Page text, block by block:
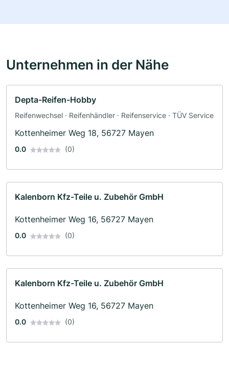
Unternehmen in der Nähe
Depta-Reifen-Hobby
Reifenwechsel · Reifenhändler · Reifenservice · TÜV Service
Kottenheimer Weg 18, 56727 Mayen
0.0 (0)
Kalenborn Kfz-Teile u. Zubehör GmbH
Kottenheimer Weg 16, 56727 Mayen
0.0 (0)
Kalenborn Kfz-Teile u. Zubehör GmbH
Kottenheimer Weg 16, 56727 Mayen
0.0 (0)